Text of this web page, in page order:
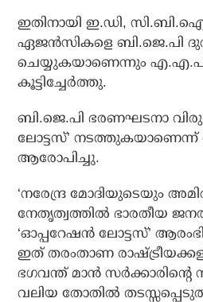
ഇതിനായി ഇ.ഡി, സി.ബി.ഐ
ഏജന്‍സികളെ ബി.ജെ.പി
ചെയ്യുകയാണെന്നും
കൂട്ടിച്ചേര്‍ത്തു.
ബി.ജെ.പി ഭരണഘടനാ
ലോട്ടസ്’ നടത്തുകയാണെന്ന്
ആരോപിച്ചു.
‘നരേന്ദ്ര മോദിയുടെയും
നേതൃത്വത്തില്‍ ഭാരതീയ ജനതാ
‘ഓപ്പറേഷന്‍ ലോട്ടസ്’
ഇത് തരംതാണ
ഭഗവന്ത് മാന്‍ സര്‍ക്കാരിന്റെ
വലിയ തോതില്‍